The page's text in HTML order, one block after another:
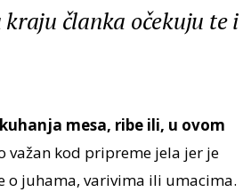
članka očekuju te i
mesa, ribe ili, u ovom
važan kod pripreme jela jer je
o juhama, varivima ili umacima.